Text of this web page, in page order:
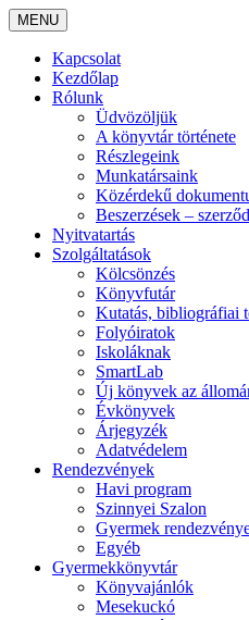
MENU
Kapcsolat
Kezdőlap
Rólunk
Üdvözöljük
A könyvtár története
Részlegeink
Munkatársaink
Közérdekű
Beszerzések –
Nyitvatartás
Szolgáltatások
Kölcsönzés
Könyvfutár
Kutatás, bibliográfiai
Folyóiratok
Iskoláknak
SmartLab
Új könyvek az
Évkönyvek
Árjegyzék
Adatvédelem
Rendezvények
Havi program
Szinnyei Szalon
Gyermek
Egyéb
Gyermekkönyvtár
Könyvajánlók
Mesekuckó